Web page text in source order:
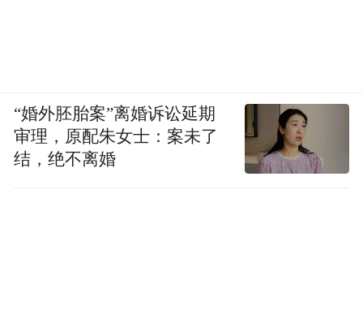
“婚外胚胎案”离婚诉讼延期
审理，原配朱女士：案未了
结，绝不离婚